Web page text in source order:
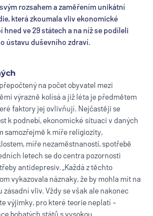
rozsahem a zaměřením unikátní
která zkoumala vliv ekonomické
hned ve 29 státech a na níž se podíleli
ústavu duševního zdraví.
na počet obyvatel mezi
výrazně kolísá a již léta je předmětem
faktory jej ovlivňují. Nejčastěji se
k podnebí, ekonomické situaci v daných
samozřejmě k míře religiozity,
míře nezaměstnanosti, spotřebě
letech se do centra pozornosti
antidepresiv. „Každá z těchto
vykazovala náznaky, že by mohla mít na
vliv. Vždy se však ale nakonec
výjimky, pro které teorie neplatí –
bohatých států s vysokou